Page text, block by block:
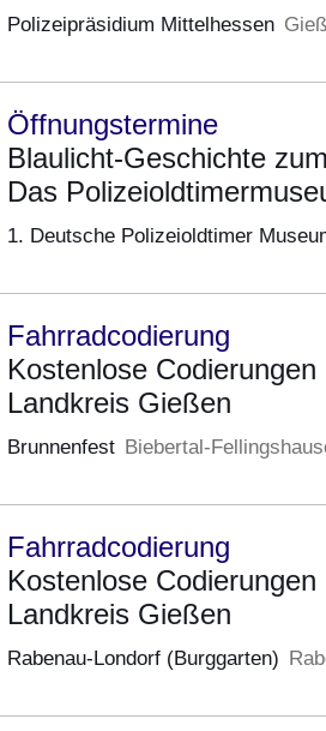
Polizeipräsidium Mittelhessen
Öffnungstermine
Blaulicht-Geschichte
Das
1. Deutsche Polizeioldtimer
Fahrradcodierung
Kostenlose Codierungen
Landkreis Gießen
Brunnenfest Biebertal-
Fahrradcodierung
Kostenlose Codierungen
Landkreis Gießen
Rabenau-Londorf (Burggarten)